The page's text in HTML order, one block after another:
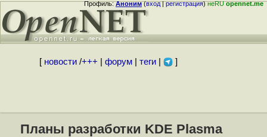
Профиль:Аноним(вход|регистрация)неRUopennet.me
[ новости/+++ форум| теги| ]
Планы разработки KDE Plasma